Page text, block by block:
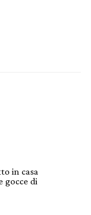
in casa
gocce di